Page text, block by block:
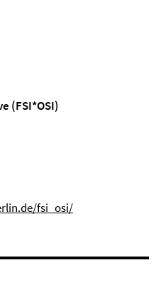
(FSI*OSI)
fsi_osi/